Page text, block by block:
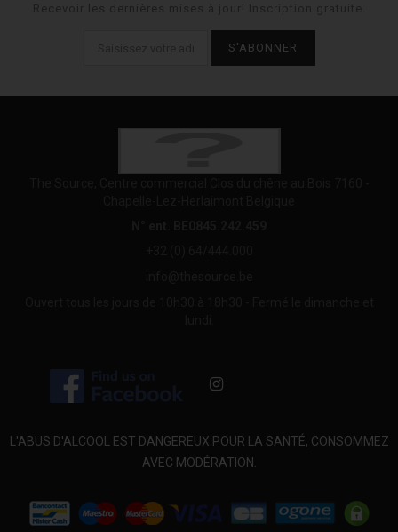
S'ABONNER
L'ABUS D'ALCOOL EST DANGEREUX POUR LA SANTÉ, CONSOMMEZ
AVEC MODÉRATION.